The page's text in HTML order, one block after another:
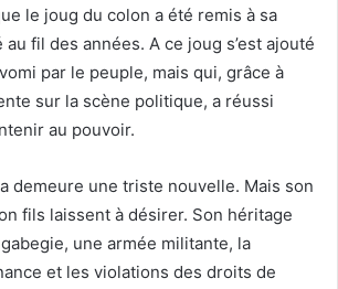
le joug du colon a été remis à sa
fil des années. A ce joug s’est ajouté
par le peuple, mais qui, grâce à
sur la scène politique, a réussi
au pouvoir.
demeure une triste nouvelle. Mais son
fils laissent à désirer. Son héritage
une armée militante, la
et les violations des droits de